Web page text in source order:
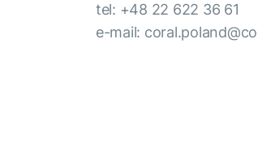
tel: +48 22 622 36 61
e-mail: